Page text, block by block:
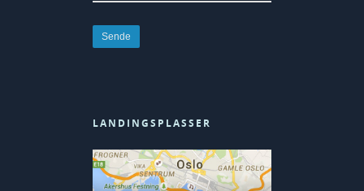
LANDINGSPLASSER